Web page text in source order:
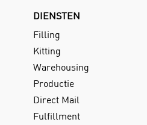
DIENSTEN
Filling
Kitting
Warehousing
Productie
Direct Mail
Fulfillment